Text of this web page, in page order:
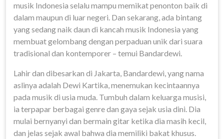
musik Indonesia selalu mampu memikat penonton baik di
dalam maupun di luar negeri. Dan sekarang, ada bintang
yang sedang naik daun di kancah musik Indonesia yang
membuat gelombang dengan perpaduan unik dari suara
tradisional dan kontemporer – temui Bandardewi.
Lahir dan dibesarkan di Jakarta, Bandardewi, yang nama
aslinya adalah Dewi Kartika, menemukan kecintaannya
pada musik di usia muda. Tumbuh dalam keluarga musisi,
ia terpapar berbagai genre dan gaya sejak usia dini. Dia
mulai bernyanyi dan bermain gitar ketika dia masih kecil,
dan jelas sejak awal bahwa dia memiliki bakat khusus.